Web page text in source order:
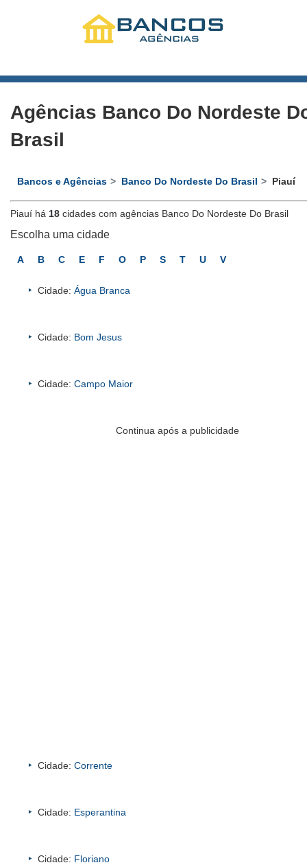
Agências Banco Do Nordeste
Brasil
Bancos e Agências Banco Do Nordeste Do Brasil Piauí
Piauí há 18 cidades com agências Banco Do Nordeste Do Brasil
Escolha uma cidade
A B C E F O P S T U V
Cidade: Água Branca
Cidade: Bom Jesus
Cidade: Campo Maior
Continua após a publicidade
Cidade: Corrente
Cidade: Esperantina
Cidade: Floriano